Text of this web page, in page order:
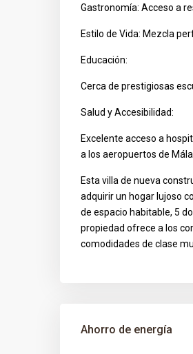
Gastronomía: Acceso a
Estilo de Vida: Mezcla
Educación:
Cerca de prestigiosas
Salud y Accesibilidad:
Excelente acceso a
a los aeropuertos de
Esta villa de nueva
adquirir un hogar lujoso
de espacio habitable, 5
propiedad ofrece a los
comodidades de clase
Ahorro de energía